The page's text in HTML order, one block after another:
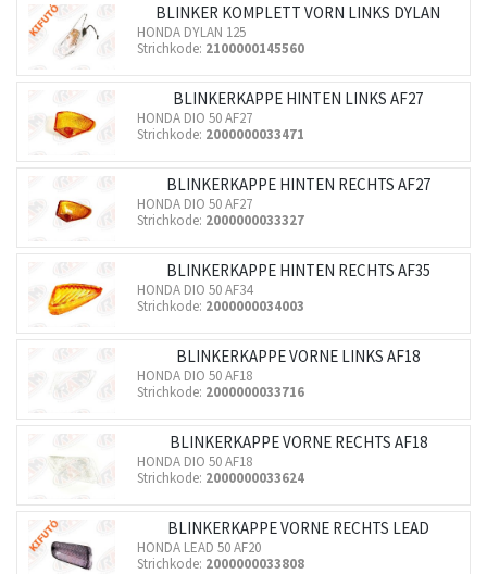
BLINKER KOMPLETT VORN LINKS DYLAN
HONDA DYLAN 125
Strichkode: 2100000145560
BLINKERKAPPE HINTEN LINKS AF27
HONDA DIO 50 AF27
Strichkode: 2000000033471
BLINKERKAPPE HINTEN RECHTS AF27
HONDA DIO 50 AF27
Strichkode: 2000000033327
BLINKERKAPPE HINTEN RECHTS AF35
HONDA DIO 50 AF34
Strichkode: 2000000034003
BLINKERKAPPE VORNE LINKS AF18
HONDA DIO 50 AF18
Strichkode: 2000000033716
BLINKERKAPPE VORNE RECHTS AF18
HONDA DIO 50 AF18
Strichkode: 2000000033624
BLINKERKAPPE VORNE RECHTS LEAD
HONDA LEAD 50 AF20
Strichkode: 2000000033808